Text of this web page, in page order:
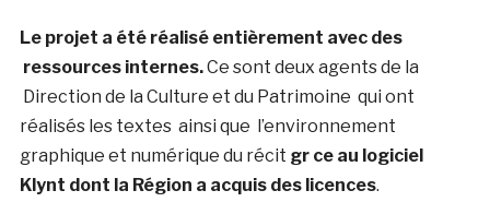
Le projet a été réalisé entièrement avec des
ressources internes.Ce sont deux agents de la
Direction de la Culture et du Patrimoine qui ont
réalisés les textes ainsi que l’environnement
graphique et numérique du récit gr ce au logiciel
Klynt dont la Région a acquis des licences.